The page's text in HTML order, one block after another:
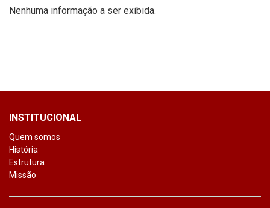
Nenhuma informação a ser exibida.
INSTITUCIONAL
Quem somos
História
Estrutura
Missão